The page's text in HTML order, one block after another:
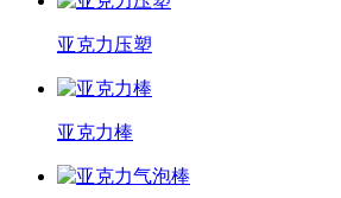
亚克力压塑
亚克力棒